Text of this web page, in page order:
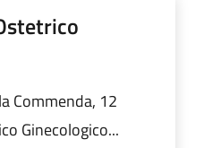
Commenda, 12
Ginecologico...